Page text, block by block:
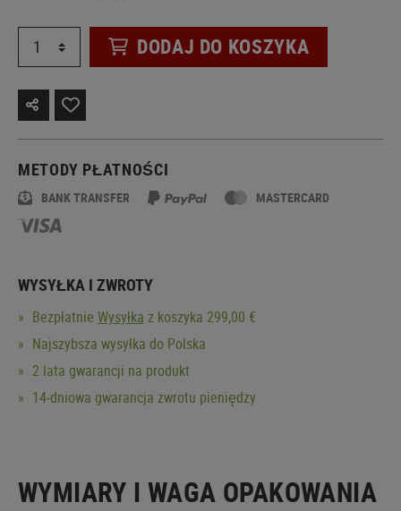
DODAJ DO KOSZYKA
METODY PŁATNOŚCI
BANK TRANSFER MASTERCARD
WYSYŁKA I ZWROTY
Bezpłatnie Wysyłka z koszyka 299,00 €
Najszybsza wysyłka do Polska
2 lata gwarancji na produkt
14-dniowa gwarancja zwrotu pieniędzy
WYMIARY I WAGA OPAKOWANIA